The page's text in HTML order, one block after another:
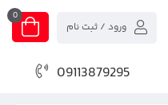
0
ورود / ثبت نام
09113879295